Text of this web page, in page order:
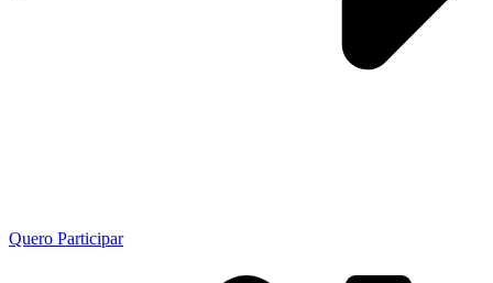
Quero Participar